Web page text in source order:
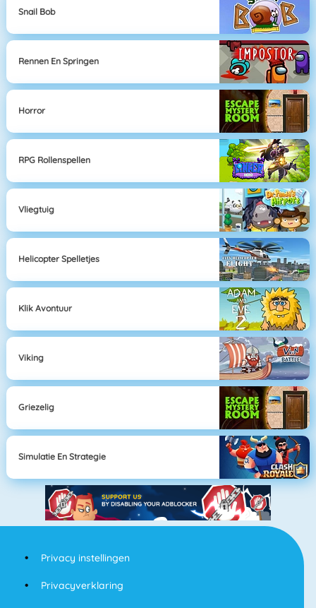
Snail Bob
Rennen En Springen
Horror
RPG Rollenspellen
Vliegtuig
Helicopter Spelletjes
Klik Avontuur
Viking
Griezelig
Simulatie En Strategie
Privacy instellingen
Privacyverklaring